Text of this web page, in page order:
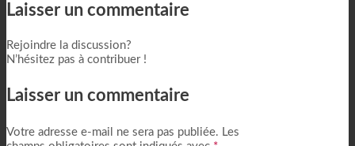
Laisser un commentaire
Rejoindre la discussion?
N’hésitez pas à contribuer !
Laisser un commentaire
Votre adresse e-mail ne sera pas publiée. Les